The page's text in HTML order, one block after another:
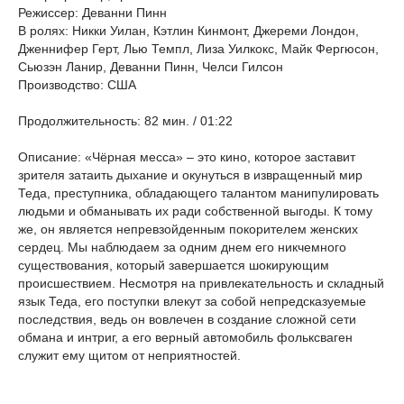
Режиссер: Деванни Пинн
В ролях: Никки Уилан, Кэтлин Кинмонт, Джереми Лондон,
Дженнифер Герт, Лью Темпл, Лиза Уилкокс, Майк Фергюсон,
Сьюзэн Ланир, Деванни Пинн, Челси Гилсон
Производство: США
Продолжительность: 82 мин. / 01:22
Описание: «Чёрная месса» – это кино, которое заставит
зрителя затаить дыхание и окунуться в извращенный мир
Теда, преступника, обладающего талантом манипулировать
людьми и обманывать их ради собственной выгоды. К тому
же, он является непревзойденным покорителем женских
сердец. Мы наблюдаем за одним днем его никчемного
существования, который завершается шокирующим
происшествием. Несмотря на привлекательность и складный
язык Теда, его поступки влекут за собой непредсказуемые
последствия, ведь он вовлечен в создание сложной сети
обмана и интриг, а его верный автомобиль фольксваген
служит ему щитом от неприятностей.